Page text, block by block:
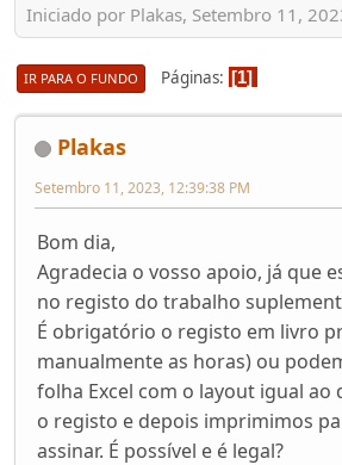
Iniciado por Plakas, Setembro 11,
IR PARA O FUNDO Páginas 1
Plakas
Setembro 11, 2023, 12:39:38 PM
Bom dia,
Agradecia o vosso apoio, já que
no registo do trabalho
É obrigatório o registo em livro
manualmente as horas) ou
folha Excel com o layout igual ao
o registo e depois imprimimos
assinar. É possível e é legal?